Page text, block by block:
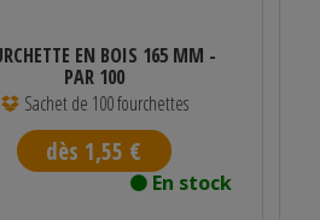
EN BOIS 165 MM -
PAR 100
Sachet de 100 fourchettes
dès 1,55 €
En stock